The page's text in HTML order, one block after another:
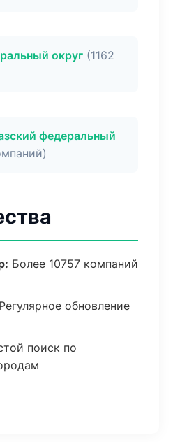
округ (1162
федеральный
Более 10757 компаний
Регулярное обновление
поиск по